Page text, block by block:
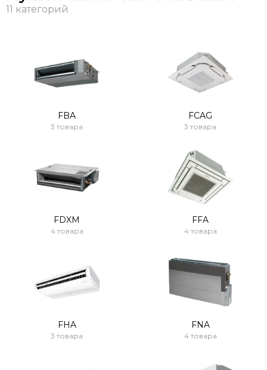
FBA
3 товара
FCAG
3 товара
FDXM
4 товара
FFA
4 товара
FHA
3 товара
FNA
4 товара